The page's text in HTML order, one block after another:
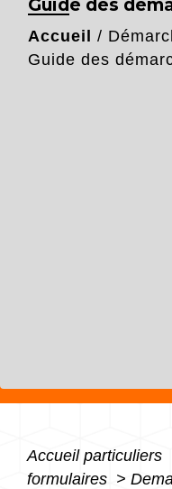
Guide des
Accueil /
Guide des
Accueil particuliers
formulaires >